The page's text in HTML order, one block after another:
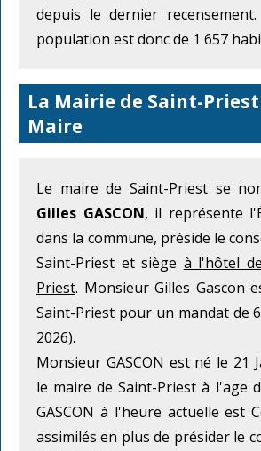
depuis le dernier
population est donc de 1 657
La Mairie de Saint-
Maire
Le maire de Saint-Priest se
Gilles GASCON, il représente
dans la commune, préside le
Saint-Priest et siège à l'hôtel
Priest. Monsieur Gilles Gascon
Saint-Priest pour un mandat de
2026).
Monsieur GASCON est né le 21
le maire de Saint-Priest à l'age
GASCON à l'heure actuelle est
assimilés en plus de présider le